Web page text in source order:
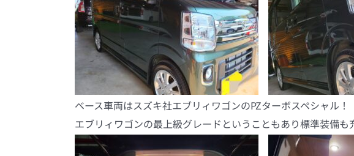
ベース車両はスズキ社エブリィワゴンのPZターボスペシャル！
エブリィワゴンの最上級グレードということもあり標準装備も